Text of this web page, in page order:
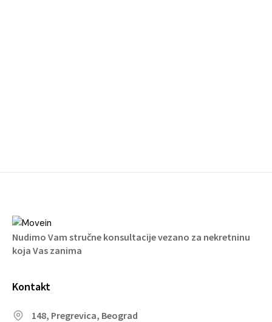
Nudimo Vam stručne konsultacije vezano za nekretninu
koja Vas zanima
Kontakt
148, Pregrevica, Beograd